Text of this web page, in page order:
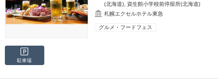
(北海道)
資生館小学校前停留所(北海道)
札幌エクセルホテル東急
グルメ・フードフェス
駐車場